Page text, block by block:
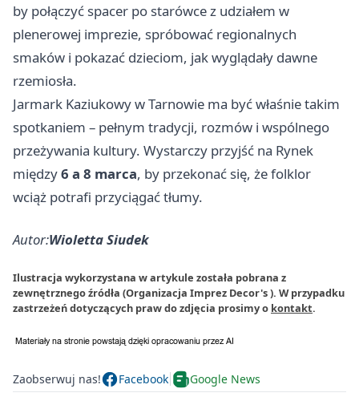
by połączyć spacer po starówce z udziałem w
plenerowej imprezie, spróbować regionalnych
smaków i pokazać dzieciom, jak wyglądały dawne
rzemiosła.
Jarmark Kaziukowy w Tarnowie ma być właśnie takim
spotkaniem – pełnym tradycji, rozmów i wspólnego
przeżywania kultury. Wystarczy przyjść na Rynek
między6 a 8 marca, by przekonać się, że folklor
wciąż potrafi przyciągać tłumy.
Autor:Wioletta Siudek
Ilustracja wykorzystana w artykule została pobrana z
zewnętrznego źródła (Organizacja Imprez Decor's ). W przypadku
zastrzeżeń dotyczących praw do zdjęcia prosimy o kontakt.
Zaobserwuj nas! Facebook Google News